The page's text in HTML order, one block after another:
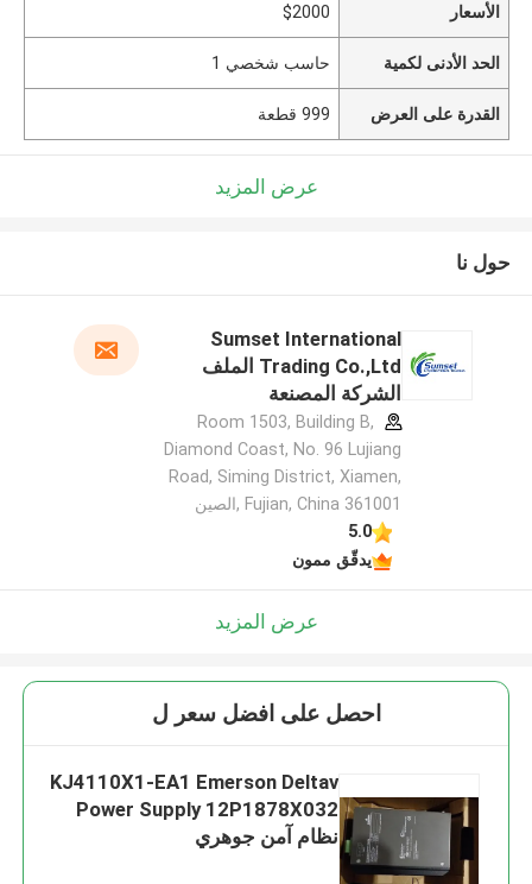
الأسعار $2000
الحد الأدنى لكمية حاسب شخصي 1
القدرة على العرض 999 قطعة
عرض المزيد
حول نا
Sumset International
Trading Co.,Ltd الملف
الشركة المصنعة
Room 1503, Building B,
Diamond Coast, No. 96 Lujiang
Road, Siming District, Xiamen,
Fujian, China 361001 ,الصين
5.0
يدقّق ممون
عرض المزيد
احصل على افضل سعر ل
KJ4110X1-EA1 Emerson Deltav
Power Supply 12P1878X032
نظام آمن جوهري